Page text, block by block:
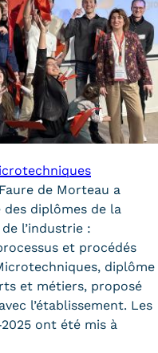
de Morteau a
diplômes de la
l’industrie :
et procédés
diplôme
et métiers, proposé
l’établissement. Les
ont été mis à